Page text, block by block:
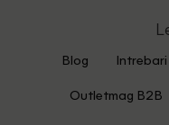
Blog
Outletmag B2B